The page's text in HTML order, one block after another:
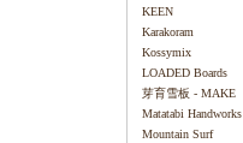
KEEN
Karakoram
Kossymix
LOADED Boards
芽育雪板 - MAKE
Matatabi Handworks
Mountain Surf